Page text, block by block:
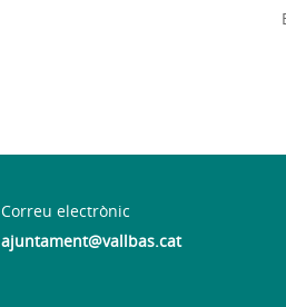
Correu electrònic
ajuntament@vallbas.cat